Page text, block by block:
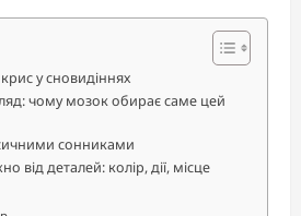
у сновидіннях
чому мозок обирає саме цей
сонниками
від деталей: колір, дії, місце